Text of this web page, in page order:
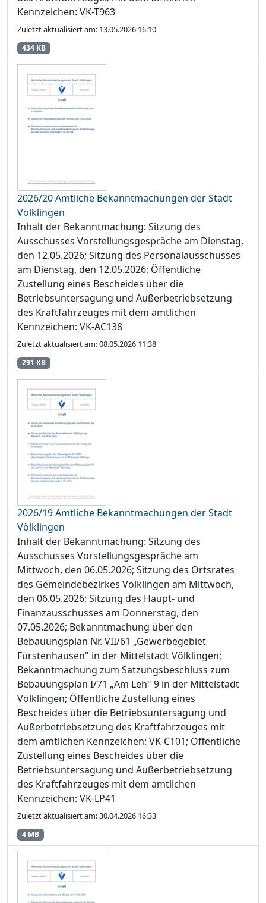
Kennzeichen: VK-T963
Zuletzt aktualisiert am: 13.05.2026 16:10
434 KB
2026/20 Amtliche Bekanntmachungen der Stadt
Völklingen
Inhalt der Bekanntmachung: Sitzung des
Ausschusses Vorstellungsgespräche am Dienstag,
den 12.05.2026; Sitzung des Personalausschusses
am Dienstag, den 12.05.2026; Öffentliche
Zustellung eines Bescheides über die
Betriebsuntersagung und Außerbetriebsetzung
des Kraftfahrzeuges mit dem amtlichen
Kennzeichen: VK-AC138
Zuletzt aktualisiert am: 08.05.2026 11:38
291 KB
2026/19 Amtliche Bekanntmachungen der Stadt
Völklingen
Inhalt der Bekanntmachung: Sitzung des
Ausschusses Vorstellungsgespräche am
Mittwoch, den 06.05.2026; Sitzung des Ortsrates
des Gemeindebezirkes Völklingen am Mittwoch,
den 06.05.2026; Sitzung des Haupt- und
Finanzausschusses am Donnerstag, den
07.05.2026; Bekanntmachung über den
Bebauungsplan Nr. VII/61 „Gewerbegebiet
Fürstenhausen" in der Mittelstadt Völklingen;
Bekanntmachung zum Satzungsbeschluss zum
Bebauungsplan I/71 „Am Leh" 9 in der Mittelstadt
Völklingen; Öffentliche Zustellung eines
Bescheides über die Betriebsuntersagung und
Außerbetriebsetzung des Kraftfahrzeuges mit
dem amtlichen Kennzeichen: VK-C101; Öffentliche
Zustellung eines Bescheides über die
Betriebsuntersagung und Außerbetriebsetzung
des Kraftfahrzeuges mit dem amtlichen
Kennzeichen: VK-LP41
Zuletzt aktualisiert am: 30.04.2026 16:33
4 MB